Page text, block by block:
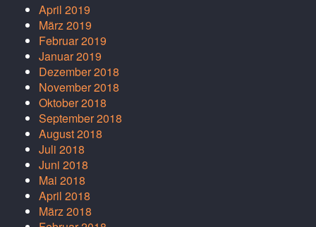
April 2019
März 2019
Februar 2019
Januar 2019
Dezember 2018
November 2018
Oktober 2018
September 2018
August 2018
Juli 2018
Juni 2018
Mai 2018
April 2018
März 2018